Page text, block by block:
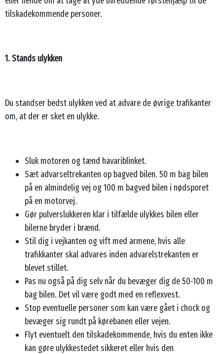
tilskadekommende personer.
1. Stands ulykken
Du standser bedst ulykken ved at advare de øvrige trafikanter
om, at der er sket en ulykke.
Sluk motoren og tænd havariblinket.
Sæt advarseltrekanten op bagved bilen. 50 m bag bilen
på en almindelig vej og 100 m bagved bilen i nødsporet
på en motorvej.
Gør pulverslukkeren klar i tilfælde ulykkes bilen eller
bilerne bryder i brænd.
Stil dig i vejkanten og vift med armene, hvis alle
trafikkanter skal advares inden advarelstrekanten er
blevet stillet.
Pas nu også på dig selv når du bevæger dig de 50-100 m
bag bilen. Det vil være godt med en reflexvest.
Stop eventuelle personer som kan være gået i chock og
bevæger sig rundt på kørebanen eller vejen.
Flyt eventuelt den tilskadekommende, hvis du enten ikke
kan gøre ulykkestedet sikkeret eller hvis den